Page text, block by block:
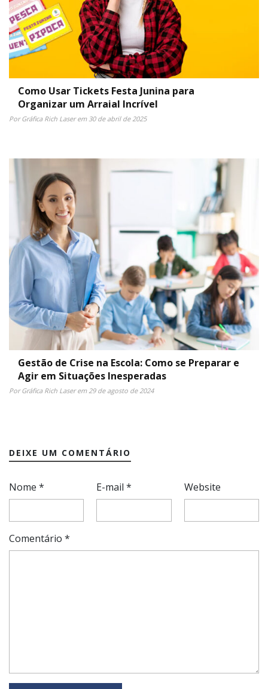
Como Usar Tickets Festa Junina para
Organizar um Arraial Incrível
Por Gráfica Rich Laser em 30 de abril de 2025
Gestão de Crise na Escola: Como se Preparar e
Agir em Situações Inesperadas
Por Gráfica Rich Laser em 29 de agosto de 2024
DEIXE UM COMENTÁRIO
Nome * E-mail* Website
Comentário *